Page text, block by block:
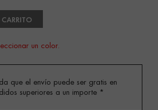
un color.
que el envío puede ser gratis en
superiores a un importe *